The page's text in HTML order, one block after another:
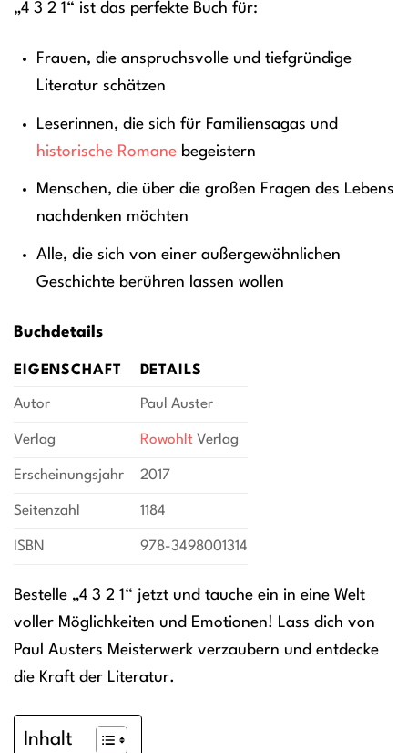
„4 3 2 1“ ist das perfekte Buch für:
Frauen, die anspruchsvolle und tiefgründige
Literatur schätzen
Leserinnen, die sich für Familiensagas und
historische Romanebegeistern
Menschen, die über die großen Fragen des Lebens
nachdenken möchten
Alle, die sich von einer außergewöhnlichen
Geschichte berühren lassen wollen
Buchdetails
EIGENSCHAFT DETAILS
Autor Paul Auster
Verlag Rowohlt Verlag
Erscheinungsjahr 2017
Seitenzahl 1184
ISBN 978-3498001314
Bestelle „4 3 2 1“ jetzt und tauche ein in eine Welt
voller Möglichkeiten und Emotionen! Lass dich von
Paul Austers Meisterwerk verzaubern und entdecke
die Kraft der Literatur.
Inhalt